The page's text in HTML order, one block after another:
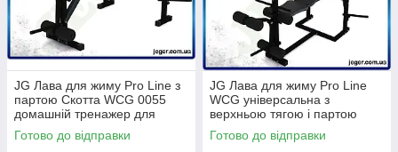
JG Лава для жиму Pro Line з
партою Скотта WCG 0055
домашній тренажер для
силових тренувань фітнес із
Prime/X
Готово до відправки
JG Лава для жиму Pro Line
WCG універсальна з
верхньою тягою і партою
Скотта для домашнього
фітнесу тр Prime/X
Готово до відправки